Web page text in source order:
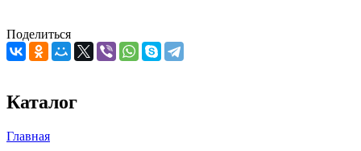
Поделиться
Каталог
Главная